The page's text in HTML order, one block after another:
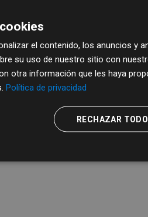
el contenido, los anuncios y
su uso de nuestro sitio con
otra información que les haya
Política de privacidad
RECHAZAR TODO